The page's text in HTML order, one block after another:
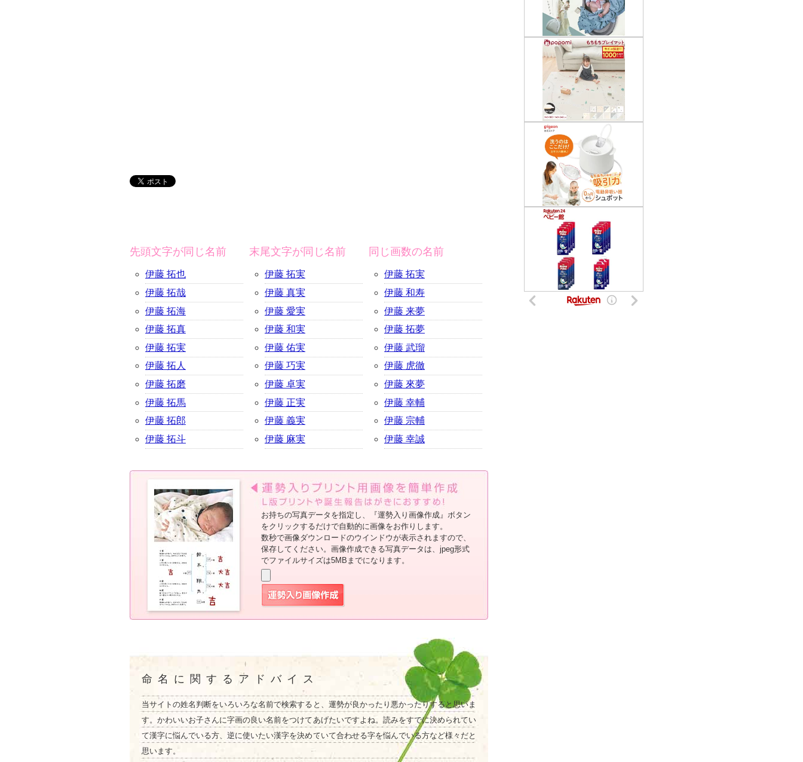
先頭文字が同じ名前
伊藤 拓也
伊藤 拓哉
伊藤 拓海
伊藤 拓真
伊藤 拓実
伊藤 拓人
伊藤 拓磨
伊藤 拓馬
伊藤 拓郎
伊藤 拓斗
末尾文字が同じ名前
伊藤 拓実
伊藤 真実
伊藤 愛実
伊藤 和実
伊藤 佑実
伊藤 巧実
伊藤 卓実
伊藤 正実
伊藤 義実
伊藤 麻実
同じ画数の名前
伊藤 拓実
伊藤 和寿
伊藤 来夢
伊藤 拓夢
伊藤 武瑠
伊藤 虎徹
伊藤 來夢
伊藤 幸輔
伊藤 宗輔
伊藤 幸誠
お持ちの写真データを指定し、『運勢入り画像作成』ボタン
をクリックするだけで自動的に画像をお作りします。
数秒で画像ダウンロードのウインドウが表示されますので、
保存してください。画像作成できる写真データは、jpeg形式
でファイルサイズは5MBまでになります。
命名に関するアドバイス
当サイトの姓名判断をいろいろな名前で検索すると、運勢が良かったり悪かったりすると思いま
す。かわいいお子さんに字画の良い名前をつけてあげたいですよね。読みをすでに決められてい
て漢字に悩んでいる方、逆に使いたい漢字を決めていて合わせる字を悩んでいる方など様々だと
思います。